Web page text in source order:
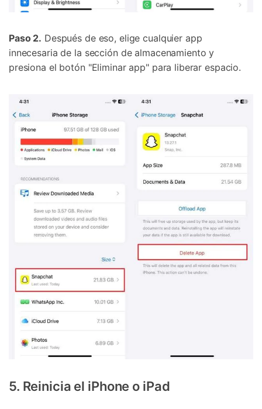
Paso 2. Después de eso, elige cualquier app
innecesaria de la sección de almacenamiento y
presiona el botón "Eliminar app" para liberar espacio.
5. Reinicia el iPhone o iPad